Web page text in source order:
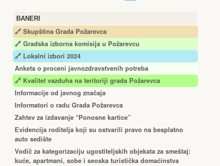
BANERI
🔗 Skupština Grada Požarevca
🔗 Gradska izborna komisija u Požarevcu
🔗 Lokalni izbori 2024
Anketa o proceni javnozdravstvenih potreba
🔗 Kvalitet vazduha na teritoriji grada Požarevca
Informacije od javnog značaja
Informatori o radu Grada Požarevca
Zahtev za izdavanje “Ponosne kartice”
Еvidencija roditelja koji su ostvarili pravo na besplatno
auto sedište
Vodič za kategorizaciju ugostiteljskih objekata za smeštaj:
kuće, apartmani, sobe i seoska turistička domaćinstva